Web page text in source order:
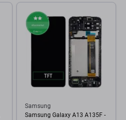
Samsung
Samsung Galaxy A13 A135F -